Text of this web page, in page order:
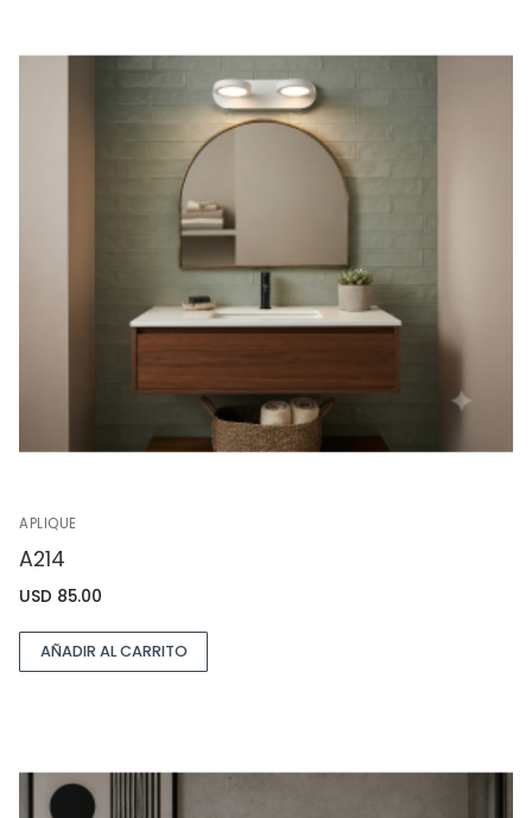
APLIQUE
A214
USD 85.00
AÑADIR AL CARRITO